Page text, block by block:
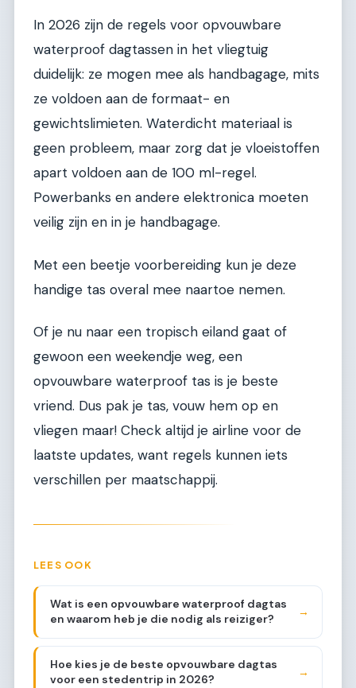
In 2026 zijn de regels voor opvouwbare
waterproof dagtassen in het vliegtuig
duidelijk: ze mogen mee als handbagage, mits
ze voldoen aan de formaat- en
gewichtslimieten. Waterdicht materiaal is
geen probleem, maar zorg dat je vloeistoffen
apart voldoen aan de 100 ml-regel.
Powerbanks en andere elektronica moeten
veilig zijn en in je handbagage.
Met een beetje voorbereiding kun je deze
handige tas overal mee naartoe nemen.
Of je nu naar een tropisch eiland gaat of
gewoon een weekendje weg, een
opvouwbare waterproof tas is je beste
vriend. Dus pak je tas, vouw hem op en
vliegen maar! Check altijd je airline voor de
laatste updates, want regels kunnen iets
verschillen per maatschappij.
LEES OOK
Wat is een opvouwbare waterproof dagtas
en waarom heb je die nodig als reiziger?
→
Hoe kies je de beste opvouwbare dagtas
voor een stedentrip in 2026?
→